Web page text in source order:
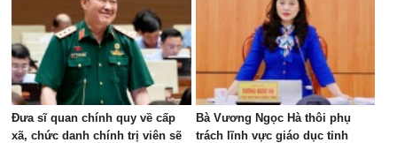
Đưa sĩ quan chính quy về cấp
xã, chức danh chính trị viên sẽ
Bà Vương Ngọc Hà thôi phụ
trách lĩnh vực giáo dục tỉnh